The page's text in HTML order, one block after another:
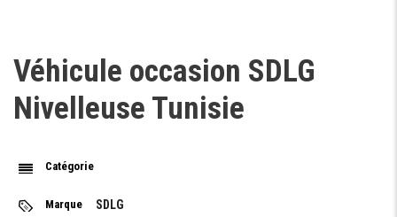
Véhicule occasion SDLG
Nivelleuse Tunisie
Catégorie
Marque SDLG